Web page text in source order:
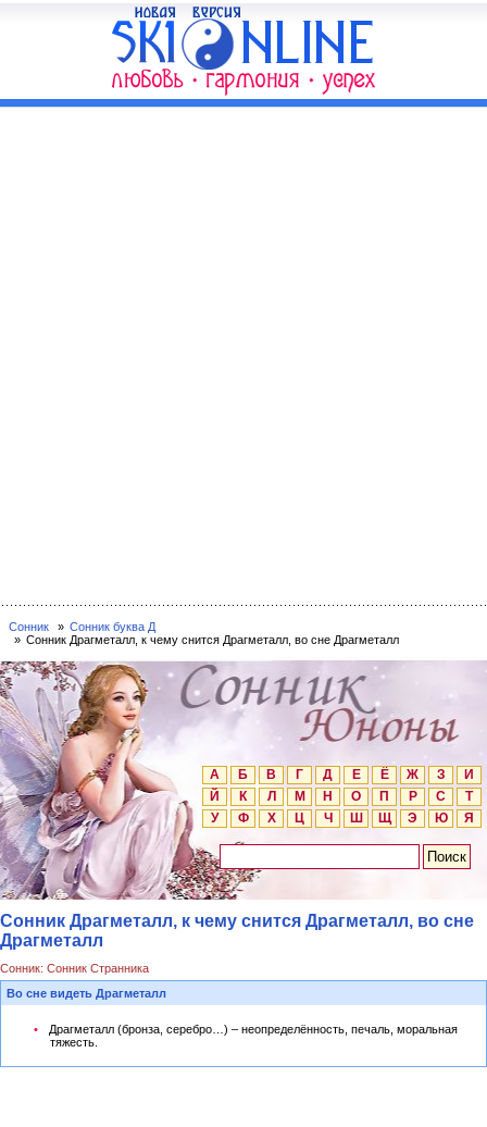
Сонник
Сонник буква Д
Сонник Драгметалл, к чему снится Драгметалл, во сне Драгметалл
А Б В Г Д Е Ё Ж З
И
Й
К Л М Н О П Р С
Т
У
Ф Х Ц Ч Ш Щ Э Ю Я
Сонник Драгметалл, к чему снится Драгметалл, во сне
Драгметалл
Сонник: Сонник Странника
Во сне видеть Драгметалл
Драгметалл (бронза, серебро…) – неопределённость, печаль, моральная
тяжесть.